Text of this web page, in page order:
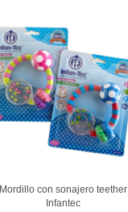
Mordillo con sonajero teether
Infantec